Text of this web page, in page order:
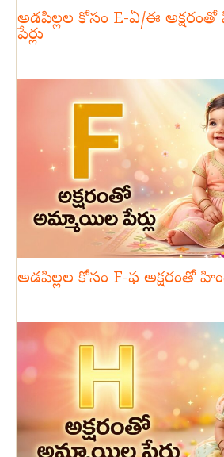
అడపిల్లల కోసం E-ఏ/ఈ
పేర్లు
అడపిల్లల కోసం F-ఫ అక్షరంతో